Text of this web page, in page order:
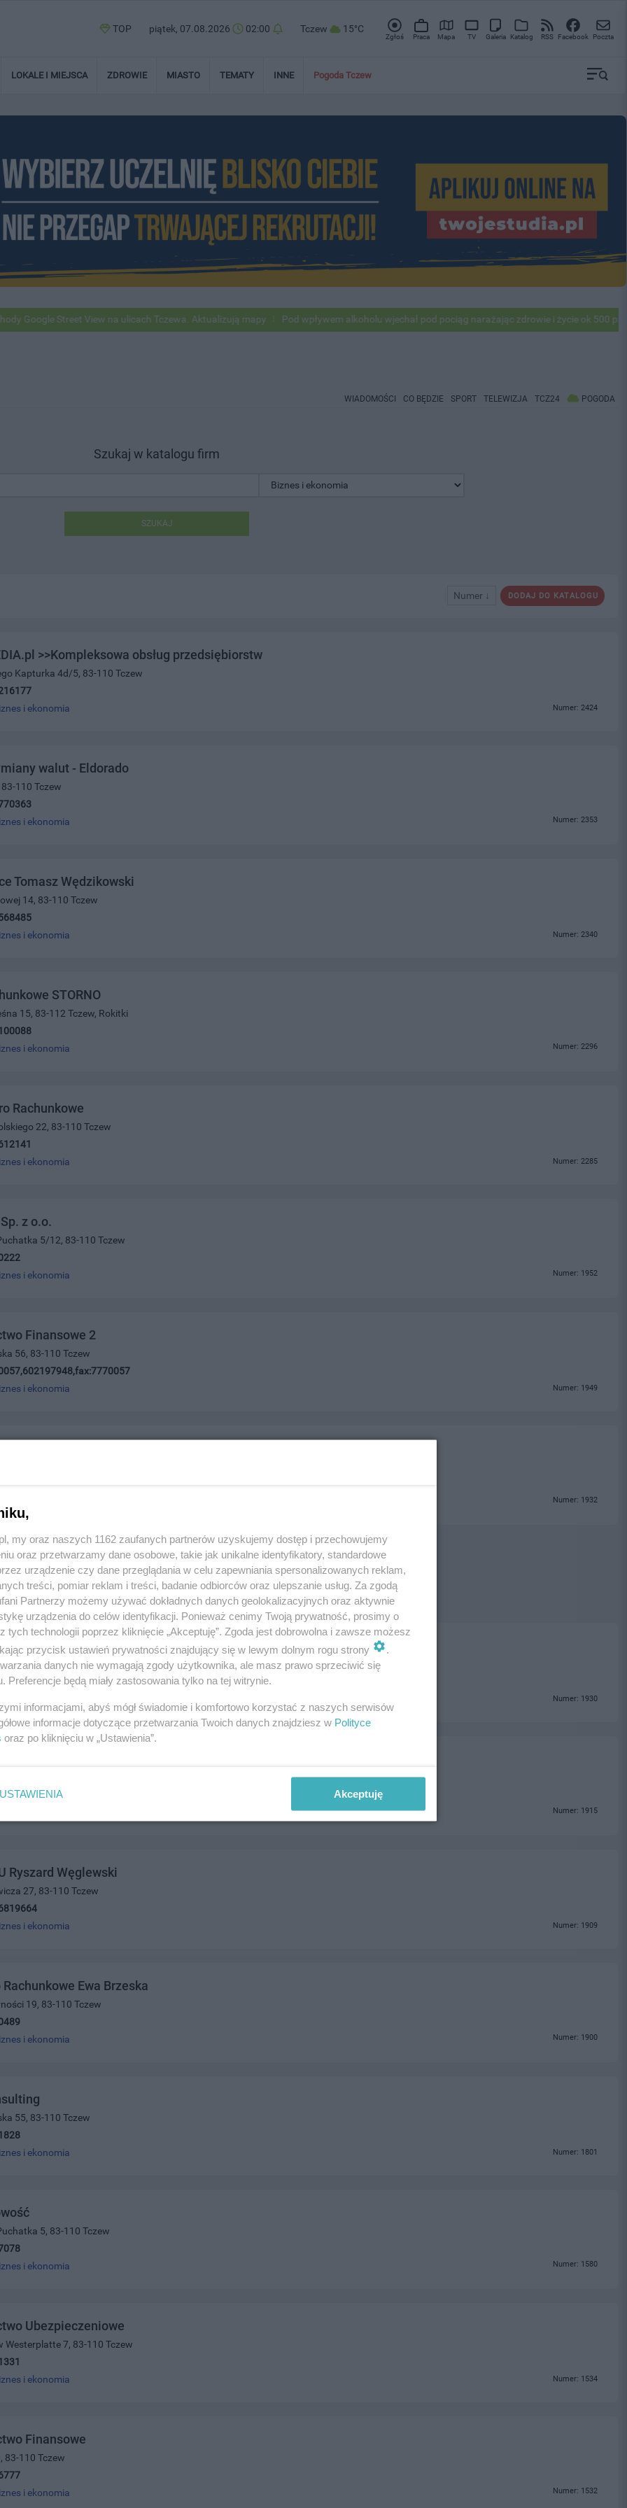
TOP piątek, 07.08.2026 02:00 Tczew 15°C
Zgłoś Praca Mapa TV Galeria Katalog RSS Facebook Poczta
LOKALE I MIEJSCA ZDROWIE MIASTO TEMATY INNE Pogoda Tczew
Street View na ulicach Tczewa. Aktualizują mapy Pod wpływem alkoholu wjechał pod pociąg narażając zdrowie i życie ok 500
WIADOMOŚCI CO BĘDZIE SPORT TELEWIZJA TCZ24 POGODA
Szukaj w katalogu firm
SZUKAJ
DODAJ DO KATALOGU
Numer ↓
>>Kompleksowa obsług przedsiębiorstw
Kapturka 4d/5, 83-110 Tczew
i ekonomia Numer: 2424
walut - Eldorado
110 Tczew
i ekonomia Numer: 2353
Tomasz Wędzikowski
14, 83-110 Tczew
i ekonomia Numer: 2340
STORNO
15, 83-112 Tczew, Rokitki
i ekonomia Numer: 2296
Rachunkowe
22, 83-110 Tczew
i ekonomia Numer: 2285
z o.o.
5/12, 83-110 Tczew
i ekonomia Numer: 1952
Finansowe 2
56, 83-110 Tczew
i ekonomia Numer: 1949
83-110 Tczew
Numer: 1932
Finansowe
(Manhattan, budynek za sklepem Sakor), 83-110 Tczew
Numer: 1930
Numer: 1915
Ryszard Węglewski
27, 83-110 Tczew
i ekonomia Numer: 1909
Rachunkowe Ewa Brzeska
19, 83-110 Tczew
i ekonomia Numer: 1900
55, 83-110 Tczew
i ekonomia Numer: 1801
5, 83-110 Tczew
i ekonomia Numer: 1580
Ubezpieczeniowe
Westerplatte 7, 83-110 Tczew
i ekonomia Numer: 1534
Finansowe
83-110 Tczew
i ekonomia Numer: 1532
my oraz naszych 1162 zaufanych partnerów uzyskujemy dostęp i przechowujemy
oraz przetwarzamy dane osobowe, takie jak unikalne identyfikatory, standardowe
urządzenie czy dane przeglądania w celu zapewniania spersonalizowanych reklam,
treści, pomiar reklam i treści, badanie odbiorców oraz ulepszanie usług. Za zgodą
Partnerzy możemy używać dokładnych danych geolokalizacyjnych oraz aktywnie
urządzenia do celów identyfikacji. Ponieważ cenimy Twoją prywatność, prosimy o
tych technologii poprzez kliknięcie „Akceptuję”. Zgoda jest dobrowolna i zawsze możesz
przycisk ustawień prywatności znajdujący się w lewym dolnym rogu strony
.
danych nie wymagają zgody użytkownika, ale masz prawo sprzeciwić się
Preferencje będą miały zastosowania tylko na tej witrynie.
informacjami, abyś mógł świadomie i komfortowo korzystać z naszych serwisów
informacje dotyczące przetwarzania Twoich danych znajdziesz w Polityce
oraz po kliknięciu w „Ustawienia”.
USTAWIENIA Akceptuję